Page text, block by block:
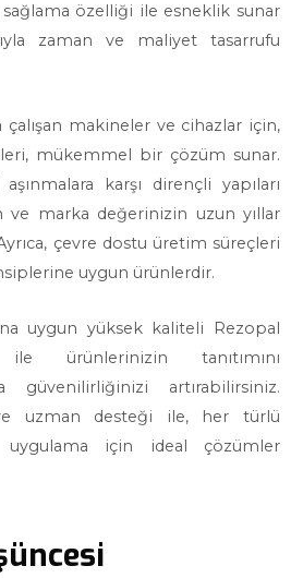
özelliği ile esneklik sunar
zaman ve maliyet tasarrufu
makineler ve cihazlar için,
mükemmel bir çözüm sunar.
karşı dirençli yapıları
ve marka değerinizin uzun yıllar
çevre dostu üretim süreçleri
uygun ürünlerdir.
uygun yüksek kaliteli Rezopal
ürünlerinizin tanıtımını
güvenilirliğinizi artırabilirsiniz.
uzman desteği ile, her türlü
için ideal çözümler